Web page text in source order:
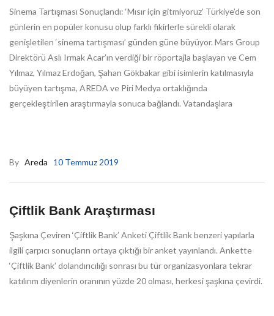
Sinema Tartışması Sonuçlandı: ‘Mısır için gitmiyoruz’ Türkiye’de son
günlerin en popüler konusu olup farklı fikirlerle sürekli olarak
genişletilen ‘sinema tartışması’ günden güne büyüyor. Mars Group
Direktörü Aslı Irmak Acar’ın verdiği bir röportajla başlayan ve Cem
Yılmaz, Yılmaz Erdoğan, Şahan Gökbakar gibi isimlerin katılmasıyla
büyüyen tartışma, AREDA ve Piri Medya ortaklığında
gerçekleştirilen araştırmayla sonuca bağlandı. Vatandaşlara
By Areda 10 Temmuz 2019
Çiftlik Bank Araştırması
Şaşkına Çeviren ‘Çiftlik Bank’ Anketi Çiftlik Bank benzeri yapılarla
ilgili çarpıcı sonuçların ortaya çıktığı bir anket yayınlandı. Ankette
‘Çiftlik Bank’ dolandırıcılığı sonrası bu tür organizasyonlara tekrar
katılırım diyenlerin oranının yüzde 20 olması, herkesi şaşkına çevirdi.